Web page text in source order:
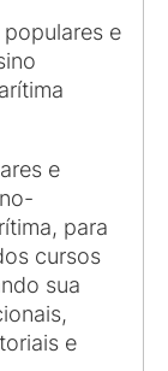
e
e
para
cursos
sua
e